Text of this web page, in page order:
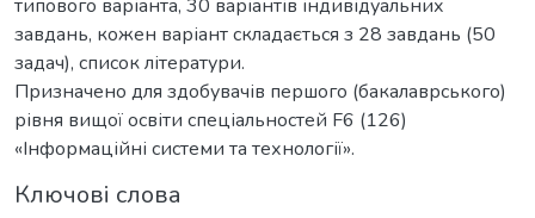
типового варіанта, 30 варіантів індивідуальних
завдань, кожен варіант складається з 28 завдань (50
задач), список літератури.
Призначено для здобувачів першого (бакалаврського)
рівня вищої освіти спеціальностей F6 (126)
«Інформаційні системи та технології».
Ключові слова